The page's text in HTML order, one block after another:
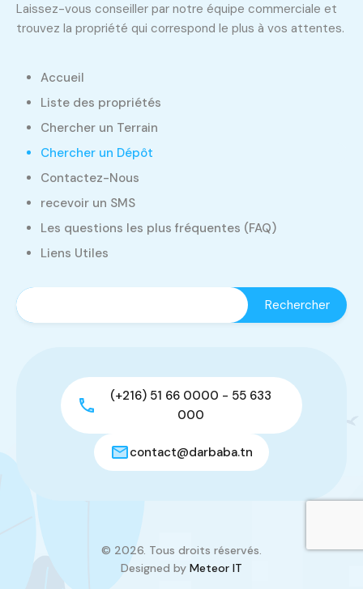
Laissez-vous conseiller par notre équipe commerciale et
trouvez la propriété qui correspond le plus à vos attentes.
Accueil
Liste des propriétés
Chercher un Terrain
Chercher un Dépôt
Contactez-Nous
recevoir un SMS
Les questions les plus fréquentes (FAQ)
Liens Utiles
(+216) 51 66 0000 - 55 633
000
contact@darbaba.tn
© 2026. Tous droits réservés.
Designed by Meteor IT